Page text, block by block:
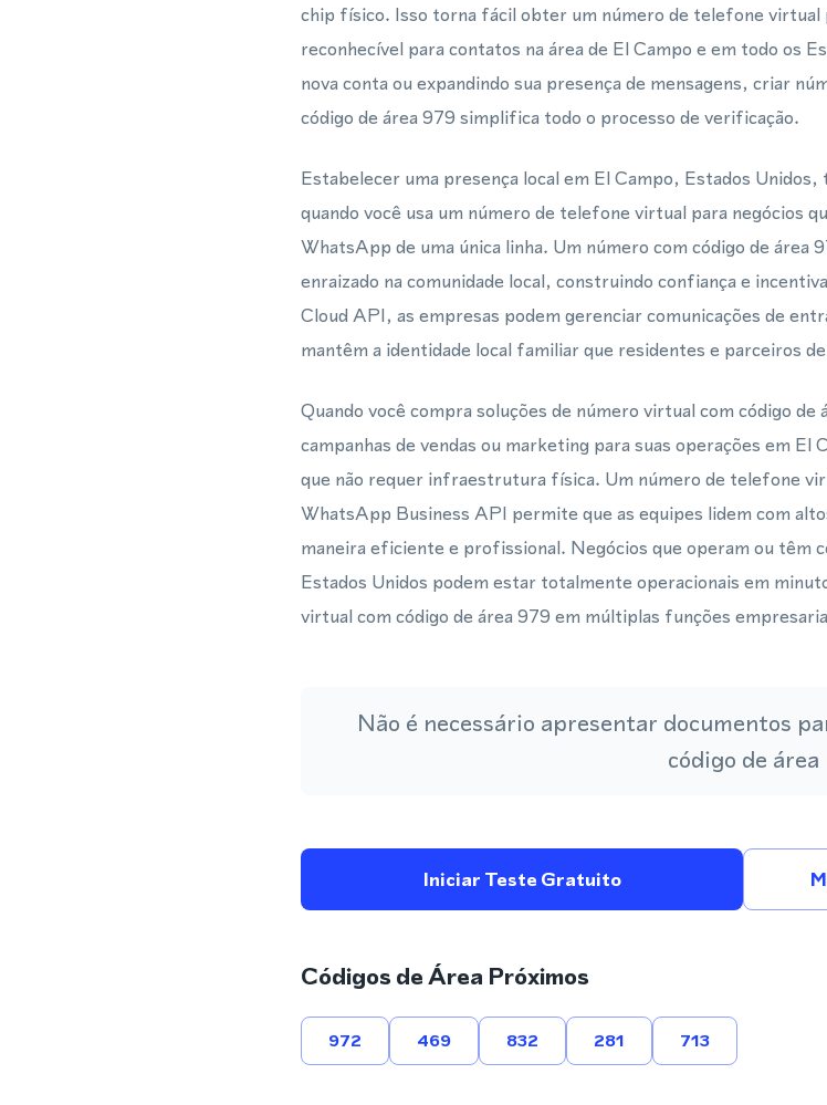
chip físico. Isso torna fácil obter um número de telefone virtual
reconhecível para contatos na área de El Campo e em todo os
nova conta ou expandindo sua presença de mensagens, criar
código de área 979 simplifica todo o processo de verificação.
Estabelecer uma presença local em El Campo, Estados
quando você usa um número de telefone virtual para negócios
WhatsApp de uma única linha. Um número com código de área
enraizado na comunidade local, construindo confiança e
Cloud API, as empresas podem gerenciar comunicações de
mantêm a identidade local familiar que residentes e parceiros
Quando você compra soluções de número virtual com código
campanhas de vendas ou marketing para suas operações em
que não requer infraestrutura física. Um número de telefone
WhatsApp Business API permite que as equipes lidem com
maneira eficiente e profissional. Negócios que operam ou têm
Estados Unidos podem estar totalmente operacionais em
virtual com código de área 979 em múltiplas funções
Não é necessário apresentar documentos
código de área
Iniciar Teste Gratuito
Códigos de Área Próximos
972 469 832 281 713